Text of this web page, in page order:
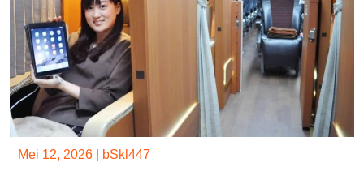
Mei 12, 2026 bSkl447